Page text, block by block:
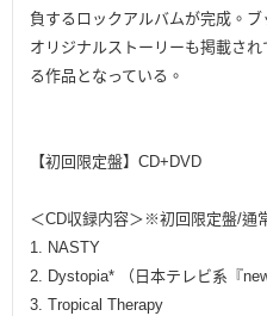
負するロックアルバムが完成。
オリジナルストーリーも掲載さ
る作品となっている。
【初回限定盤】CD+DVD
＜CD収録内容＞※初回限定盤/通
1. NASTY
2. Dystopia* （日本テレビ系『
3. Tropical Therapy